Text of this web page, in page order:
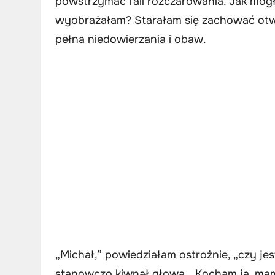
wyobrażałam? Starałam się zachować
pełna niedowierzania i obaw.
„Michał,” powiedziałam ostrożnie, „czy